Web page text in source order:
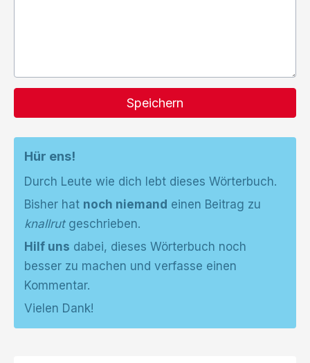
Speichern
Hür ens!
Durch Leute wie dich lebt dieses Wörterbuch.
Bisher hat noch niemand einen Beitrag zu
knallrutgeschrieben.
Hilf uns dabei, dieses Wörterbuch noch
besser zu machen und verfasse einen
Kommentar.
Vielen Dank!